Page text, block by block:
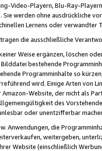
Video-Playern, Blu-Ray-
Sie werden ohne ausdrückliche
Lernens oder
tragen die ausschließliche
Weise ergänzen, löschen
bestehende
Programminhalte so
wird. Einige Arten von
Website, der nicht als
des
oder unentzifferbar
Anwendungen, die
weitergeben,
Website (einschließlich